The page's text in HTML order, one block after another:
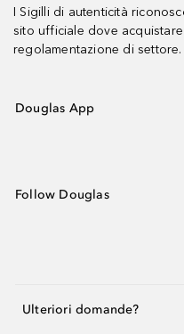
I Sigilli di autenticità
sito ufficiale dove
regolamentazione di settore.
Douglas App
Follow Douglas
Ulteriori domande?